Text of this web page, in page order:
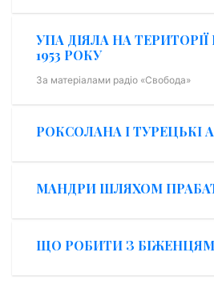
УПА ДІЯЛА НА ТЕРИТОРІЇ
1953 РОКУ
За матеріалами радіо «Свобода»
РОКСОЛАНА І ТУРЕЦЬКІ
МАНДРИ ШЛЯХОМ
ЩО РОБИТИ З